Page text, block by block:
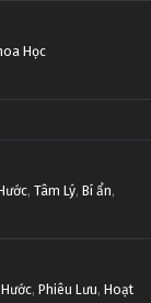
Học
, Tâm Lý, Bí ẩn,
, Phiêu Lưu, Hoạt